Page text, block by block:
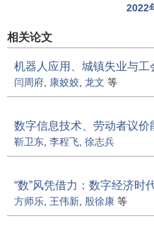
2022
相关论文
机器人应用、城镇失业与工
闫周府 康姣姣 龙文 等
数字信息技术、劳动者议
靳卫东 李程飞 徐志兵
“数”风凭借力：数字经济时
方师乐 王伟新 殷徐康 等